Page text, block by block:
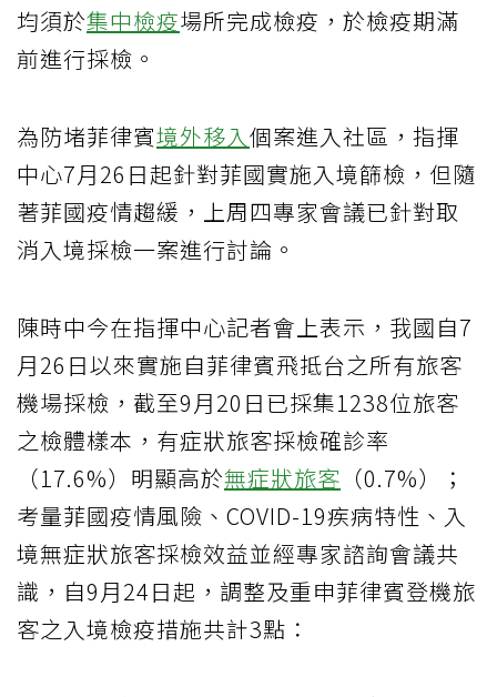
均須於集中檢疫場所完成檢疫，於檢疫期滿
前進行採檢。
為防堵菲律賓境外移入個案進入社區，指揮
中心7月26日起針對菲國實施入境篩檢，但隨
著菲國疫情趨緩，上周四專家會議已針對取
消入境採檢一案進行討論。
陳時中今在指揮中心記者會上表示，我國自7
月26日以來實施自菲律賓飛抵台之所有旅客
機場採檢，截至9月20日已採集1238位旅客
之檢體樣本，有症狀旅客採檢確診率
（17.6%）明顯高於無症狀旅客 （0.7%）；
考量菲國疫情風險、COVID-19疾病特性、入
境無症狀旅客採檢效益並經專家諮詢會議共
識，自9月24日起，調整及重申菲律賓登機旅
客之入境檢疫措施共計3點：